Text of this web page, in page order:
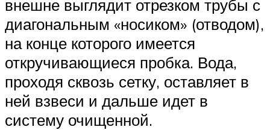
внешне выглядит отрезком трубы с
диагональным «носиком» (отводом),
на конце которого имеется
откручивающиеся пробка. Вода,
проходя сквозь сетку, оставляет в
ней взвеси и дальше идет в
систему очищенной.